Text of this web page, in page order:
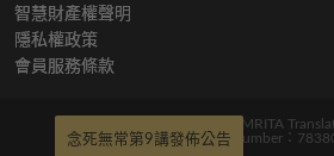
智慧財產權聲明
隱私權政策
會員服務條款
版權所有© 2019-2026 AMRITA
Charitable Registration Number：
念死無常第9講發佈公告